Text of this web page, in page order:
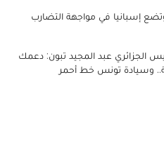
إسبانيا في مواجهة التضارب
الجزائري عبد المجيد تبون: دعمك
وسيادة تونس خط أحمر